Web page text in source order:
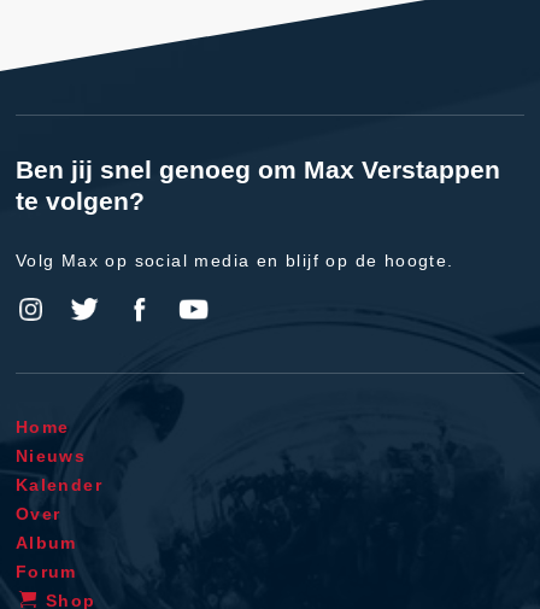
Ben jij snel genoeg om Max Verstappen
te volgen?
Volg Max op social media en blijf op de hoogte.
Home
Nieuws
Kalender
Over
Album
Forum
Shop